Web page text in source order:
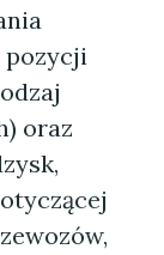
pozycji
oraz